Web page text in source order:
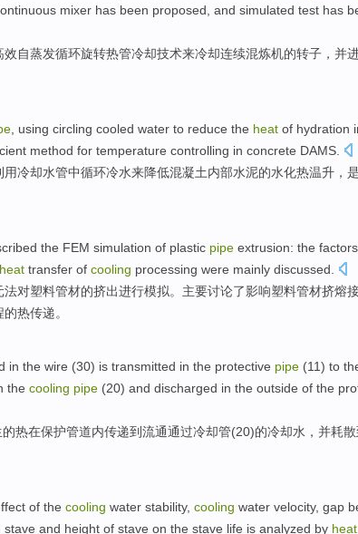
mixer has been proposed, and simulated test has
效自蒸发循环旋转热管冷却技术来冷却连续混炼机的转子 ， 并
using circling cooled water to reduce the heat of hydration
method for temperature controlling in concrete DAMS.
用冷却水管中循环冷水来降低混凝土内部水泥的水化热温升， 是
the FEM simulation of plastic pipe extrusion: the factors
heat transfer of cooling processing were mainly discussed
法对塑料管材的挤出进行模拟。主要讨论了影响塑料管材挤熔
的热传递。
in the wire (30) is transmitted in the protective pipe (11) to
the cooling pipe (20) and discharged in the outside of the
的热在保护管道内传递到流通通过冷却管(20)的冷却水 ， 并耗散
of the cooling water stability, cooling water velocity, gap
stave and height of stave on the stave life is analyzed by heat